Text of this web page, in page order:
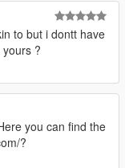
to but i dontt have
?
you can find the
?